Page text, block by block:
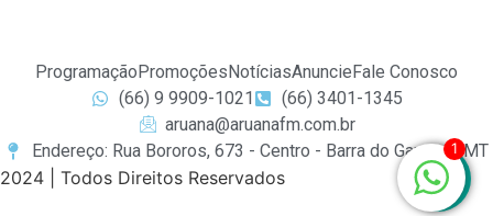
Programação Promoções NotíciasAnuncie Fale Conosco
(66) 9 9909-1021
(66) 3401-1345
aruana@aruanafm.com.br
Endereço: Rua Bororos, 673 - Centro - Barra do Garças / MT
2024 | Todos Direitos Reservados
1